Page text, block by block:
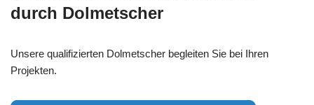
durch Dolmetscher
Unsere qualifizierten Dolmetscher begleiten Sie bei Ihren
Projekten.